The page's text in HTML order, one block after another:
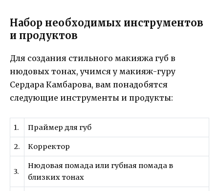
Набор необходимых инструментов
и продуктов
Для создания стильного макияжа губ в
нюдовых тонах, учимся у макияж-гуру
Сердара Камбарова, вам понадобятся
следующие инструменты и продукты:
1. Праймер для губ
2. Корректор
3.
Нюдовая помада или губная помада в
близких тонах